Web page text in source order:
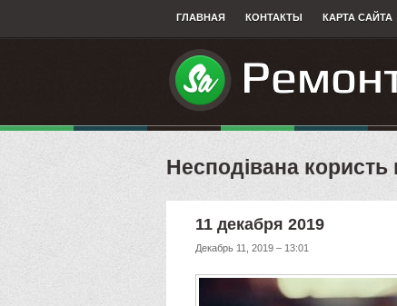
ГЛАВНАЯ КОНТАКТЫ КАРТА САЙТА
Несподівана користь
11 декабря 2019
Декабрь 11, 2019 – 13:01